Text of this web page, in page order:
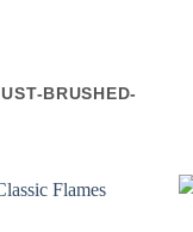
BRUSHED-